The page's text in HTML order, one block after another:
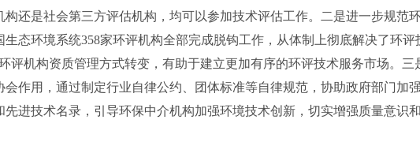
还是社会第三方评估机构，均可以参加技术评估工作。二是进一步规范
态环境系统358家环评机构全部完成脱钩工作，从体制上彻底解决了环评
评机构资质管理方式转变，有助于建立更加有序的环评技术服务市场。三
作用，通过制定行业自律公约、团体标准等自律规范，协助政府部门加
先进技术名录，引导环保中介机构加强环境技术创新，切实增强质量意识